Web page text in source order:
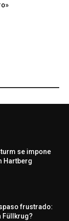
se impone
Hartberg
frustrado:
Füllkrug?